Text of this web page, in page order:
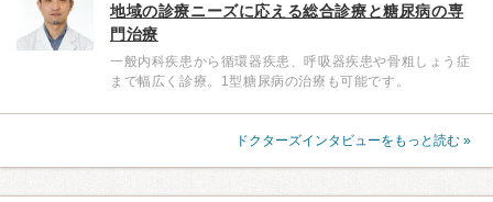
地域の診療ニーズに応える総合診療と糖尿病の専
門治療
一般内科疾患から循環器疾患、呼吸器疾患や骨粗しょう症
まで幅広く診療。1型糖尿病の治療も可能です。
ドクターズインタビューをもっと読む »